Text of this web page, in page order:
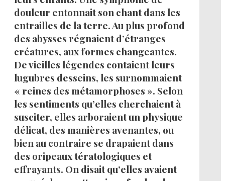
douleur entonnait son chant dans les
entrailles de la terre. Au plus profond
des abysses régnaient d’étranges
créatures, aux formes changeantes.
De vieilles légendes contaient leurs
lugubres desseins, les surnommaient
« reines des métamorphoses ». Selon
les sentiments qu’elles cherchaient à
susciter, elles arboraient un physique
délicat, des manières avenantes, ou
bien au contraire se drapaient dans
des oripeaux tératologiques et
effrayants. On disait qu’elles avaient